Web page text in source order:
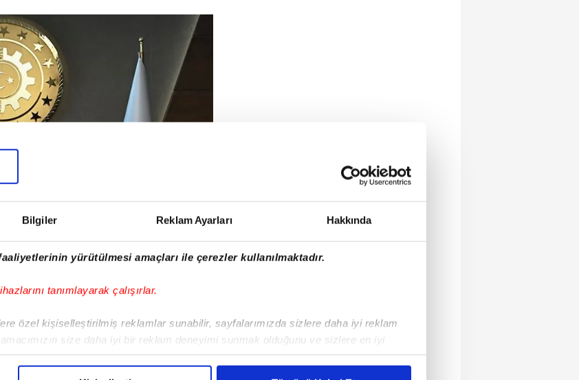
Bilgiler Reklam Ayarları Hakkında
yürütülmesi amaçları ile çerezler kullanılmaktadır.
tanımlayarak çalışırlar.
özel kişiselleştirilmiş reklamlar sunabilir, sayfalarımızda sizlere daha iyi reklam
size daha iyi bir reklam deneyimi sunmak olduğunu ve sizlere en iyi
çabayı gösterdiğimizi ve bu noktada, reklamların maliyetlerimizi karşılamak